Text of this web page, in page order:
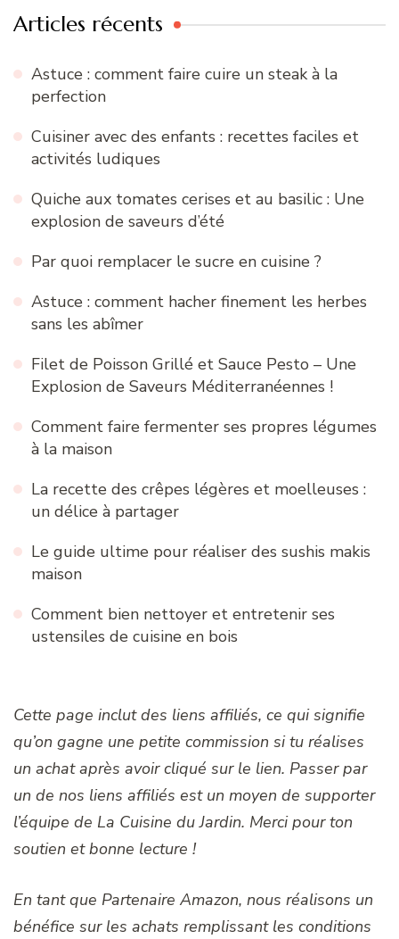
Articles récents
Astuce : comment faire cuire un steak à la
perfection
Cuisiner avec des enfants : recettes faciles et
activités ludiques
Quiche aux tomates cerises et au basilic : Une
explosion de saveurs d’été
Par quoi remplacer le sucre en cuisine ?
Astuce : comment hacher finement les herbes
sans les abîmer
Filet de Poisson Grillé et Sauce Pesto – Une
Explosion de Saveurs Méditerranéennes !
Comment faire fermenter ses propres légumes
à la maison
La recette des crêpes légères et moelleuses :
un délice à partager
Le guide ultime pour réaliser des sushis makis
maison
Comment bien nettoyer et entretenir ses
ustensiles de cuisine en bois
Cette page inclut des liens affiliés, ce qui signifie
qu’on gagne une petite commission si tu réalises
un achat après avoir cliqué sur le lien. Passer par
un de nos liens affiliés est un moyen de supporter
l’équipe de La Cuisine du Jardin. Merci pour ton
soutien et bonne lecture !
En tant que Partenaire Amazon, nous réalisons un
bénéfice sur les achats remplissant les conditions